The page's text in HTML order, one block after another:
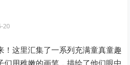
20
！这里汇集了一系列充满童真童趣